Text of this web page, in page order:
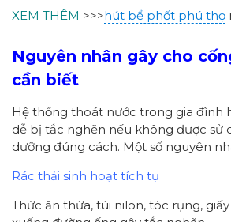
XEM THÊM >>>hút bể phốt phú thọ
Nguyên nhân gây cho
cần biết
Hệ thống thoát nước trong gia đình
dễ bị tắc nghẽn nếu không được sử
dưỡng đúng cách. Một số nguyên
Rác thải sinh hoạt tích tụ
Thức ăn thừa, túi nilon, tóc rụng,